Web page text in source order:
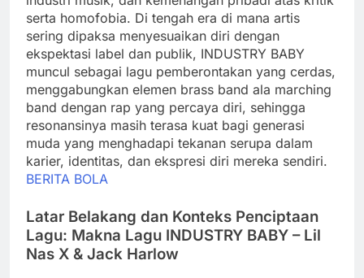
serta homofobia. Di tengah era di mana artis
sering dipaksa menyesuaikan diri dengan
ekspektasi label dan publik, INDUSTRY BABY
muncul sebagai lagu pemberontakan yang cerdas,
menggabungkan elemen brass band ala marching
band dengan rap yang percaya diri, sehingga
resonansinya masih terasa kuat bagi generasi
muda yang menghadapi tekanan serupa dalam
karier, identitas, dan ekspresi diri mereka sendiri.
BERITA BOLA
Latar Belakang dan Konteks Penciptaan
Lagu: Makna Lagu INDUSTRY BABY – Lil
Nas X & Jack Harlow